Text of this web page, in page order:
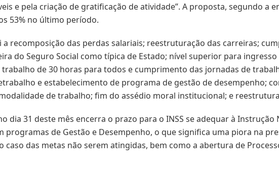
e pela criação de gratificação de atividade”. A proposta, segundo a
53% no último período.
a recomposição das perdas salariais; reestruturação das carreiras;
do Seguro Social como típica de Estado; nível superior para
de 30 horas para todos e cumprimento das jornadas de
e estabelecimento de programa de gestão de desempenho;
de trabalho; fim do assédio moral institucional; e
dia 31 deste mês encerra o prazo para o INSS se adequar à
programas de Gestão e Desempenho, o que significa uma piora na
caso das metas não serem atingidas, bem como a abertura de